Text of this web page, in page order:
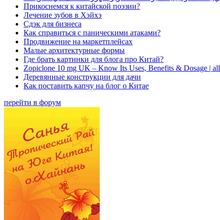
Прикоснемся к китайской поэзии?
Лечение зубов в Хэйхэ
Сдэк для бизнеса
Как справиться с паническими атаками?
Продвижение на маркетплейсах
Малые архитектурные формы
Где брать картинки для блога про Китай?
Zopiclone 10 mg UK – Know Its Uses, Benefits & Dosage |
Деревянные конструкции для дачи
Как поставить капчу на блог о Китае
перейти в форум